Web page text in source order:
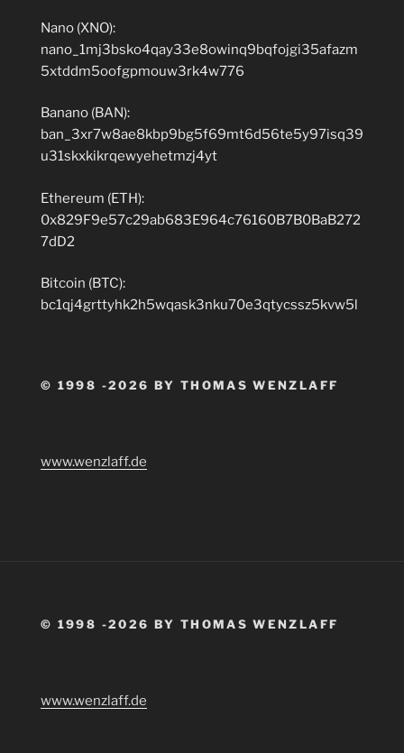
Nano (XNO):
nano_1mj3bsko4qay33e8owinq9bqfojgi35afazm
5xtddm5oofgpmouw3rk4w776
Banano (BAN):
ban_3xr7w8ae8kbp9bg5f69mt6d56te5y97isq39
u31skxkikrqewyehetmzj4yt
Ethereum (ETH):
0x829F9e57c29ab683E964c76160B7B0BaB272
7dD2
Bitcoin (BTC):
bc1qj4grttyhk2h5wqask3nku70e3qtycssz5kvw5l
© 1998 -2026 BY THOMAS WENZLAFF
www.wenzlaff.de
© 1998 -2026 BY THOMAS WENZLAFF
www.wenzlaff.de